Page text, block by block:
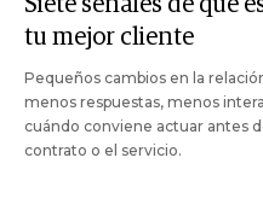
Siete señales de que
tu mejor cliente
Pequeños cambios en la
menos respuestas, menos
cuándo conviene actuar antes
contrato o el servicio.